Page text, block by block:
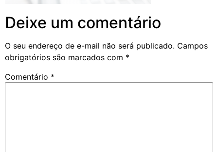
Deixe um comentário
O seu endereço de e-mail não será publicado. Campos
obrigatórios são marcados com *
Comentário *